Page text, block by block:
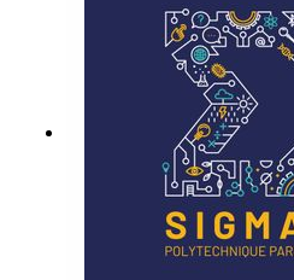
philosophe et militant